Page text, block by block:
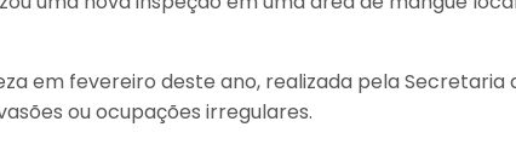
em fevereiro deste ano, realizada pela
ou ocupações irregulares.